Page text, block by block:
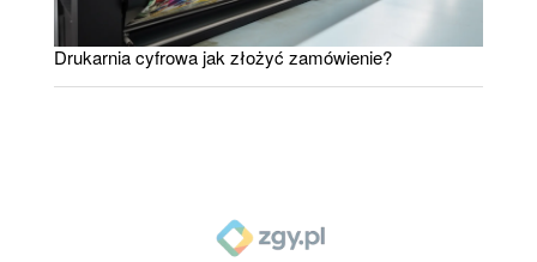
Drukarnia cyfrowa jak złożyć zamówienie?